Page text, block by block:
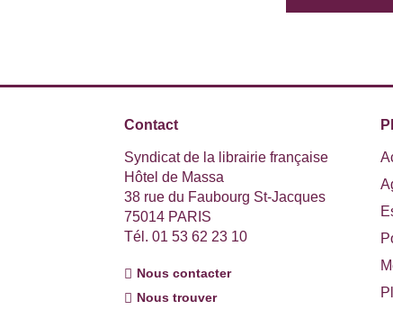
Contact
Syndicat de la librairie française
Hôtel de Massa
38 rue du Faubourg St-Jacques
75014 PARIS
Tél. 01 53 62 23 10
Nous contacter
Nous trouver